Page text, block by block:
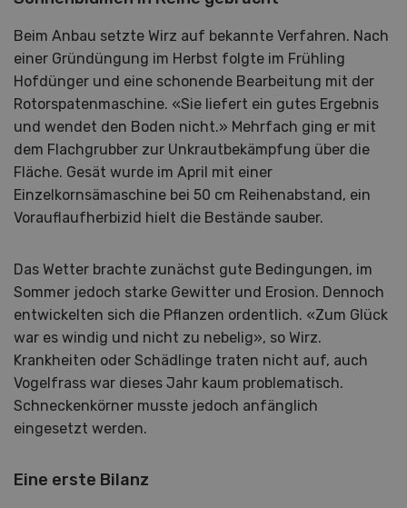
Beim Anbau setzte Wirz auf bekannte Verfahren. Nach
einer Gründüngung im Herbst folgte im Frühling
Hofdünger und eine schonende Bearbeitung mit der
Rotorspatenmaschine. «Sie liefert ein gutes Ergebnis
und wendet den Boden nicht.» Mehrfach ging er mit
dem Flachgrubber zur Unkrautbekämpfung über die
Fläche. Gesät wurde im April mit einer
Einzelkornsämaschine bei 50 cm Reihenabstand, ein
Vorauflaufherbizid hielt die Bestände sauber.
Das Wetter brachte zunächst gute Bedingungen, im
Sommer jedoch starke Gewitter und Erosion. Dennoch
entwickelten sich die Pflanzen ordentlich. «Zum Glück
war es windig und nicht zu nebelig», so Wirz.
Krankheiten oder Schädlinge traten nicht auf, auch
Vogelfrass war dieses Jahr kaum problematisch.
Schneckenkörner musste jedoch anfänglich
eingesetzt werden.
Eine erste Bilanz